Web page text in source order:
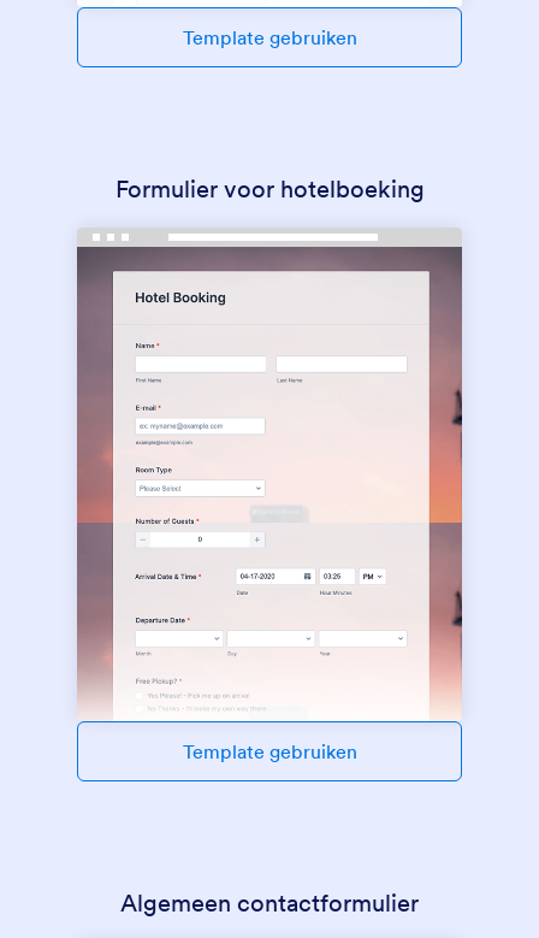
Template gebruiken
Formulier voor hotelboeking
Template gebruiken
Algemeen contactformulier